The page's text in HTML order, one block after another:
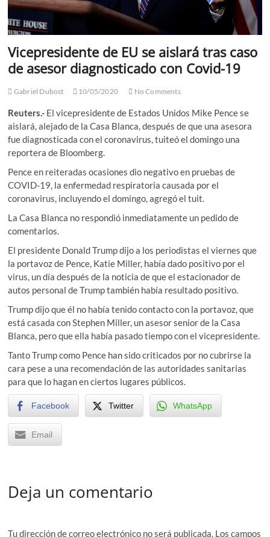
Vicepresidente de EU se aislará tras caso
de asesor diagnosticado con Covid-19
Gabriel Dubost 10/05/2020 No Comments
Reuters.- El vicepresidente de Estados Unidos Mike Pence se
aislará, alejado de la Casa Blanca, después de que una asesora
fue diagnosticada con el coronavirus, tuiteó el domingo una
reportera de Bloomberg.
Pence en reiteradas ocasiones dio negativo en pruebas de
COVID-19, la enfermedad respiratoria causada por el
coronavirus, incluyendo el domingo, agregó el tuit.
La Casa Blanca no respondió inmediatamente un pedido de
comentarios.
El presidente Donald Trump dijo a los periodistas el viernes que
la portavoz de Pence, Katie Miller, había dado positivo por el
virus, un día después de la noticia de que el estacionador de
autos personal de Trump también había resultado positivo.
Trump dijo que él no había tenido contacto con la portavoz, que
está casada con Stephen Miller, un asesor senior de la Casa
Blanca, pero que ella había pasado tiempo con el vicepresidente.
Tanto Trump como Pence han sido criticados por no cubrirse la
cara pese a una recomendación de las autoridades sanitarias
para que lo hagan en ciertos lugares públicos.
Facebook Twitter WhatsApp
Email
Deja un comentario
Tu dirección de correo electrónico no será publicada. Los campos